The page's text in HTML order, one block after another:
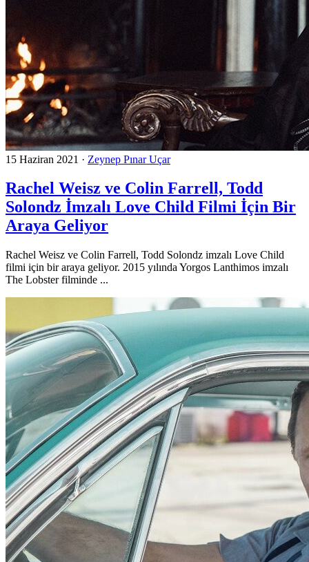
15 Haziran 2021 · Zeynep Pınar Uçar
Rachel Weisz ve Colin Farrell, Todd
Solondz İmzalı Love Child Filmi İçin Bir
Araya Geliyor
Rachel Weisz ve Colin Farrell, Todd Solondz imzalı Love Child
filmi için bir araya geliyor. 2015 yılında Yorgos Lanthimos imzalı
The Lobster filminde ...